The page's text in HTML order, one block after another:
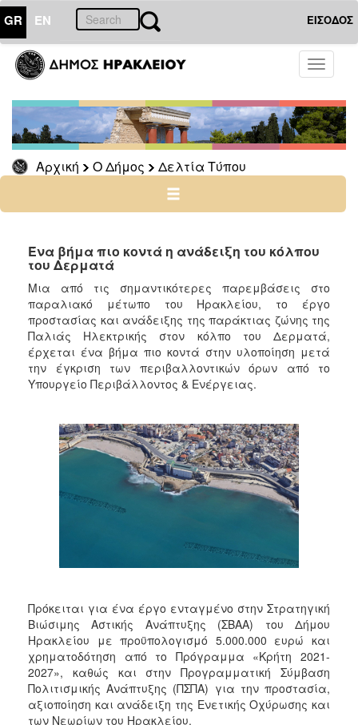
GR EN ΕΙΣΟΔΟΣ
Toggle
Αρχική Ο Δήμος Δελτία Τύπου
ΔΗΜΟΣ
Δελτία
Τύπου
Αρχείο
ΠΟΛΙΤΙΣΜΟΣ
ΑΝΘΕΚΤΙΚΗ
ΠΟΛΗ
Ένα βήμα πιο κοντά η ανάδειξη του κόλπου
του Δερματά
Μια από τις σημαντικότερες παρεμβάσεις στο
παραλιακό μέτωπο του Ηρακλείου, το έργο
προστασίας και ανάδειξης της παράκτιας ζώνης της
Παλιάς Ηλεκτρικής στον κόλπο του Δερματά,
έρχεται ένα βήμα πιο κοντά στην υλοποίηση μετά
την έγκριση των περιβαλλοντικών όρων από το
Υπουργείο Περιβάλλοντος & Ενέργειας.
Πρόκειται για ένα έργο ενταγμένο στην Στρατηγική
Βιώσιμης Αστικής Ανάπτυξης (ΣΒΑΑ) του Δήμου
Ηρακλείου με προϋπολογισμό 5.000.000 ευρώ και
χρηματοδότηση από το Πρόγραμμα «Κρήτη 2021-
2027», καθώς και στην Προγραμματική Σύμβαση
Πολιτισμικής Ανάπτυξης (ΠΣΠΑ) για την προστασία,
αξιοποίηση και ανάδειξη της Ενετικής Οχύρωσης και
των Νεωρίων του Ηρακλείου.